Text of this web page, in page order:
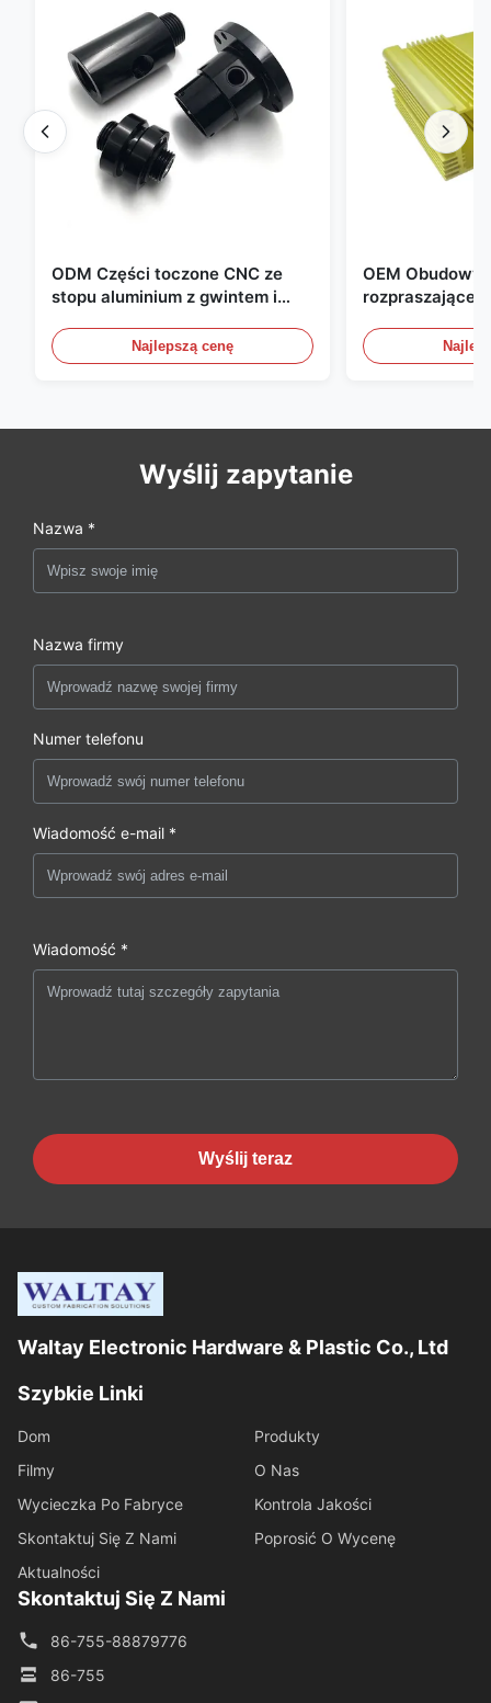
ODM Części toczone CNC ze
stopu aluminium z gwintem i
Najlepszą cenę
OEM Obudowy
rozpraszające
zasilania
Wyślij zapytanie
Nazwa *
Nazwa firmy
Numer telefonu
Wiadomość e-mail *
Wiadomość *
Wyślij teraz
Waltay Electronic Hardware & Plastic Co., Ltd
Szybkie Linki
Dom
Produkty
Filmy
O Nas
Wycieczka Po Fabryce
Kontrola Jakości
Skontaktuj Się Z Nami
Poprosić O Wycenę
Aktualności
Skontaktuj Się Z Nami
86-755-88879776
86-755